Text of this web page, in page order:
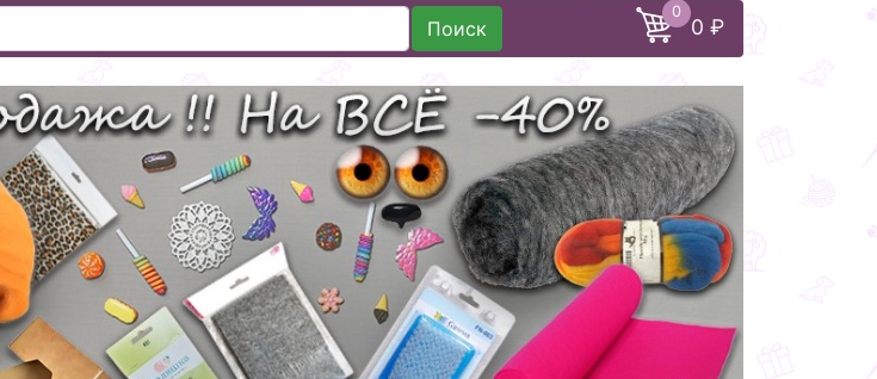
Поиск
0
0 ₽